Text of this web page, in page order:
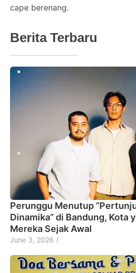
cape berenang.
Berita Terbaru
Perunggu Menutup
Dinamika” di Bandung, Kota
Mereka Sejak Awal
June 3, 2026 /